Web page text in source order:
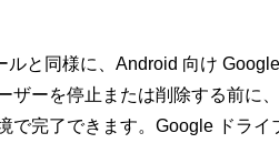
と同様に、Android 向け
ザーを停止または削除する前に
で完了できます。Google ドライ